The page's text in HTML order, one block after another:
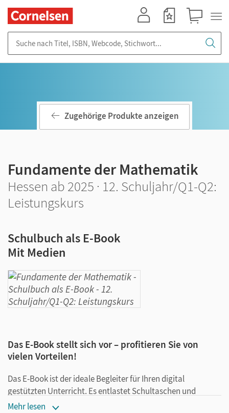
Zugehörige Produkte anzeigen
Fundamente der Mathematik
Hessen ab 2025 · 12. Schuljahr/Q1-Q2:
Leistungskurs
Schulbuch als E-Book
Mit Medien
Das E-Book stellt sich vor – profitieren Sie von
vielen Vorteilen!
Das E-Book ist der ideale Begleiter für Ihren digital
gestützten Unterricht. Es entlastet Schultaschen und
Rucksäcke und ist jederzeit unkompliziert verfügbar.
Mehr lesen